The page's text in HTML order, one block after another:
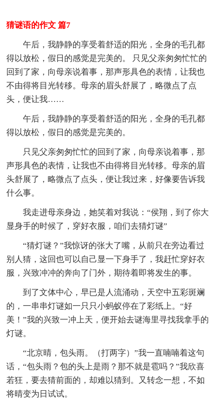
猜谜语的作文 篇7
午后，我静静的享受着舒适的阳光，全身的毛孔都
得以放松，假日的感觉是完美的。 只见父亲匆匆忙忙的
回到了家，向母亲说着事，那声形具色的表情，让我也
不由得将目光转移。母亲的眉头舒展了，略微点了点
头，便让我……
午后，我静静的享受着舒适的阳光，全身的毛孔都
得以放松，假日的感觉是完美的。
只见父亲匆匆忙忙的回到了家，向母亲说着事，那
声形具色的表情，让我也不由得将目光转移。母亲的眉
头舒展了，略微点了点头，便让我过来，好像要告诉我
什么事。
我走进母亲身边，她笑着对我说：“侯翔，到了你大
显身手的时候了，穿好衣服，咱们去猜灯谜”
“猜灯谜？”我惊讶的张大了嘴，从前只在旁边看过
别人猜，这回也可以自己显一下身手了，我赶忙穿好衣
服，兴致冲冲的奔向了门外，期待着即将发生的事。
到了文体中心，早已是人流涌动，天空中五彩斑斓
的，一串串灯谜如一只只小蚂蚁停在了彩纸上。“好
美！”我的兴致一冲上天，便开始去谜海里寻找我拿手的
灯谜。
“北京晴，包头雨。（打两字）”我一直喃喃着这句
话，“包头雨？包的头上是雨？那不就是雹吗？”我欣喜
若狂，要去猜前面的，却难以猜到。又转念一想，不如
将晴变为日试试。